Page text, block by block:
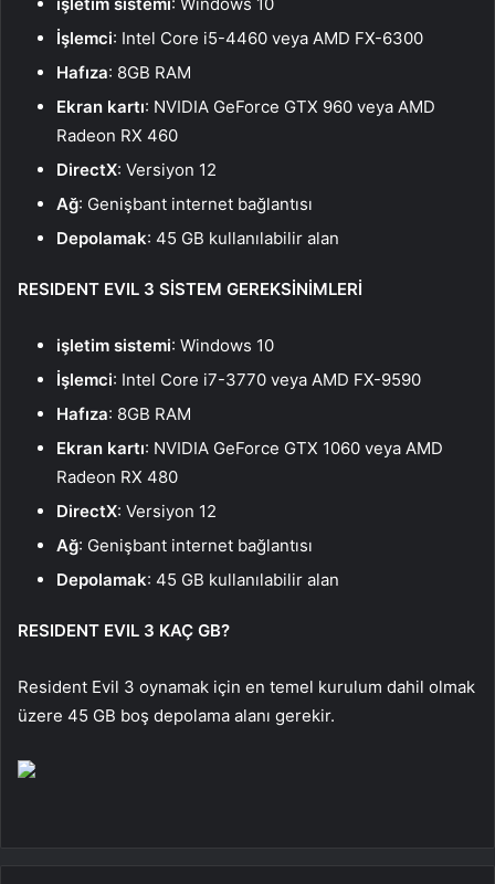
İşlemci: Intel Core i5-4460 veya AMD FX-6300
Hafıza: 8GB RAM
Ekran kartı: NVIDIA GeForce GTX 960 veya AMD
Radeon RX 460
DirectX: Versiyon 12
Ağ: Genişbant internet bağlantısı
Depolamak: 45 GB kullanılabilir alan
RESIDENT EVIL 3 SİSTEM GEREKSİNİMLERİ
işletim sistemi: Windows 10
İşlemci: Intel Core i7-3770 veya AMD FX-9590
Hafıza: 8GB RAM
Ekran kartı: NVIDIA GeForce GTX 1060 veya AMD
Radeon RX 480
DirectX: Versiyon 12
Ağ: Genişbant internet bağlantısı
Depolamak: 45 GB kullanılabilir alan
RESIDENT EVIL 3 KAÇ GB?
Resident Evil 3 oynamak için en temel kurulum dahil olmak
üzere 45 GB boş depolama alanı gerekir.